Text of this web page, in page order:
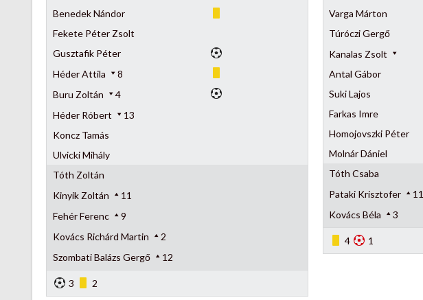
Benedek Nándor
Fekete Péter Zsolt
Gusztafik Péter
Héder Attila
8
Buru Zoltán
4
Héder Róbert
13
Koncz Tamás
Ulvicki Mihály
Tóth Zoltán
Kinyik Zoltán
11
Fehér Ferenc
9
Kovács Richárd Martin
2
Szombati Balázs Gergő
12
3 2
Varga Márton
Túróczi Gergő
Kanalas Zsolt
Antal Gábor
Suki Lajos
Farkas Imre
Homojovszki Péter
Molnár Dániel
Tóth Csaba
Pataki Krisztofer
11
Kovács Béla
3
4 1